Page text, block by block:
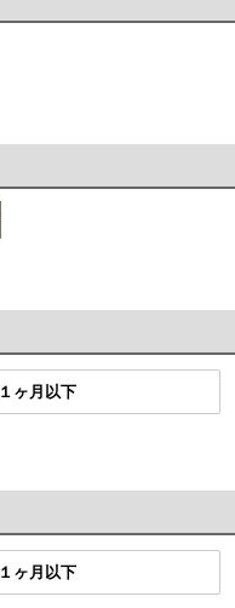
１ヶ月以下
１ヶ月以下